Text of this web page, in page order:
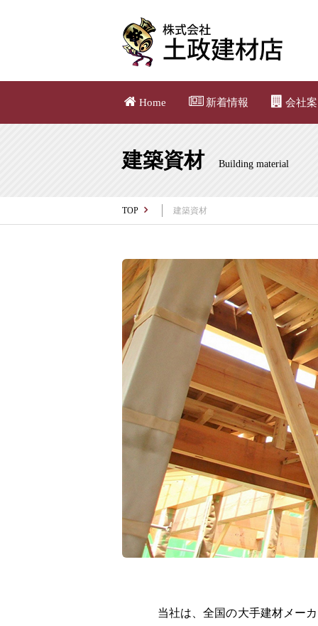
Home 新着情報 会社
建築資材 Building material
TOP 建築資材
当社は、全国の大手建材メー